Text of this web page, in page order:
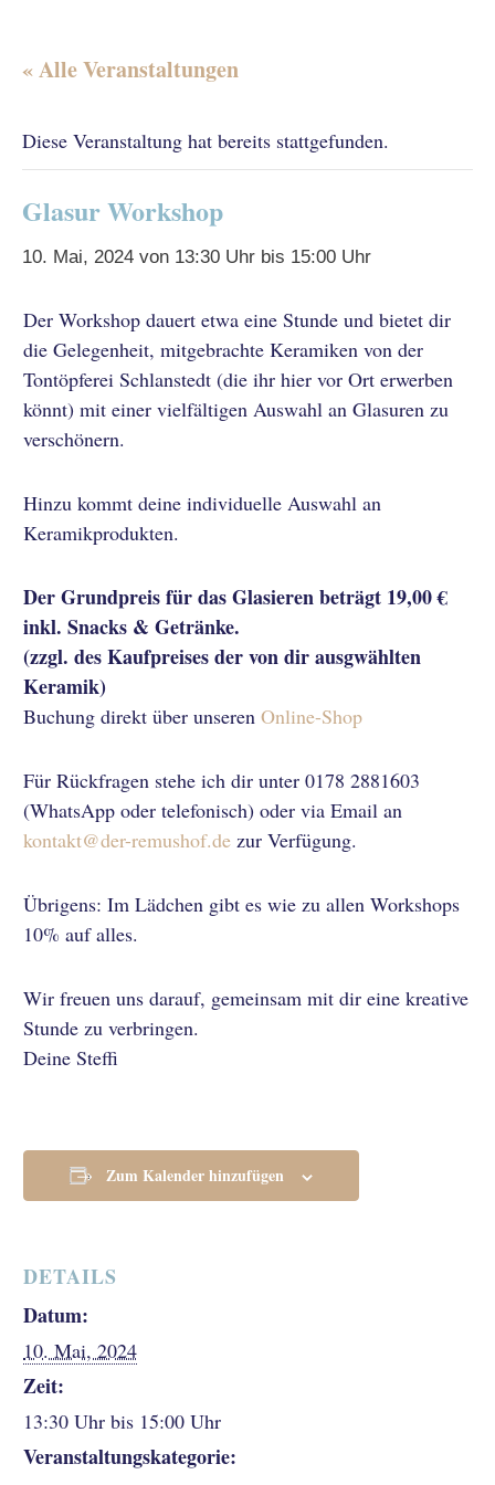
« Alle Veranstaltungen
Diese Veranstaltung hat bereits stattgefunden.
Glasur Workshop
10. Mai, 2024 von 13:30 Uhr bis 15:00 Uhr
Der Workshop dauert etwa eine Stunde und bietet dir
die Gelegenheit, mitgebrachte Keramiken von der
Tontöpferei Schlanstedt (die ihr hier vor Ort erwerben
könnt) mit einer vielfältigen Auswahl an Glasuren zu
verschönern.
Hinzu kommt deine individuelle Auswahl an
Keramikprodukten.
Der Grundpreis für das Glasieren beträgt 19,00 €
inkl. Snacks & Getränke.
(zzgl. des Kaufpreises der von dir ausgwählten
Keramik)
Buchung direkt über unseren Online-Shop
Für Rückfragen stehe ich dir unter 0178 2881603
(WhatsApp oder telefonisch) oder via Email an
kontakt@der-remushof.de zur Verfügung.
Übrigens: Im Lädchen gibt es wie zu allen Workshops
10% auf alles.
Wir freuen uns darauf, gemeinsam mit dir eine kreative
Stunde zu verbringen.
Deine Steffi
Zum Kalender hinzufügen
DETAILS
Datum:
10. Mai, 2024
Zeit:
13:30 Uhr bis 15:00 Uhr
Veranstaltungskategorie: